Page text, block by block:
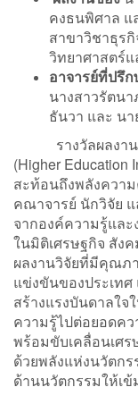
คงธนพิศาล แ
สาขาวิชาธุร
วิทยาศาสตร์แ
อาจารย์ที่ปรึก
นางสาวรัตน
ธันวา และ น
รางวัลผลงานน
(Higher Education
สะท้อนถึงพลังควา
คณาจารย์ นักวิจัย
จากองค์ความรู้แล
ในมิติเศรษฐกิจ สัง
ผลงานวิจัยที่มีคุณภ
แข่งขันของประเทศ
สร้างแรงบันดาลใ
ความรู้ไปต่อยอดค
พร้อมขับเคลื่อนเศ
ด้วยพลังแห่งนวัตก
ด้านนวัตกรรมให้เ